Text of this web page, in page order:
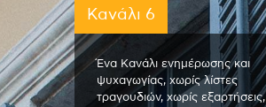
Κανάλι 6
Ένα Κανάλι ενημέρωσης και
ψυχαγωγίας, χωρίς λίστες
τραγουδιών, χωρίς εξαρτήσεις,